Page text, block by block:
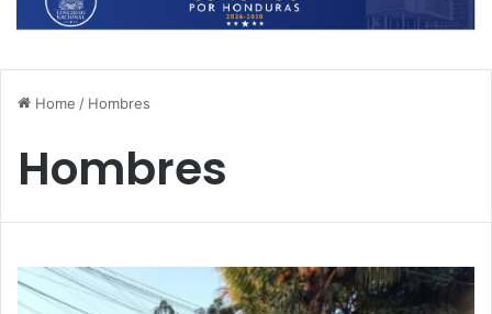
Home / Hombres
Hombres